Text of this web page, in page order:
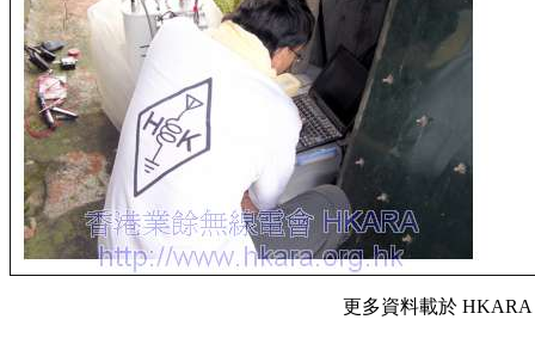
更多資料載於